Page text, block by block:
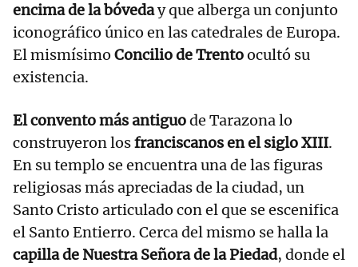
encima de la bóveday que alberga un conjunto
iconográfico único en las catedrales de Europa.
El mismísimo Concilio de Trentoocultó su
existencia.
El convento más antiguode Tarazona lo
construyeron losfranciscanos en el siglo XIII.
En su templo se encuentra una de las figuras
religiosas más apreciadas de la ciudad, un
Santo Cristo articulado con el que se escenifica
el Santo Entierro. Cerca del mismo se halla la
capilla de Nuestra Señora de la Piedad, donde el